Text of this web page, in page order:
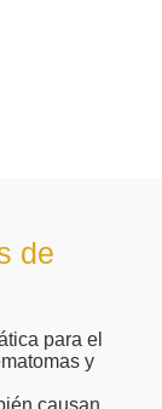
para el
y